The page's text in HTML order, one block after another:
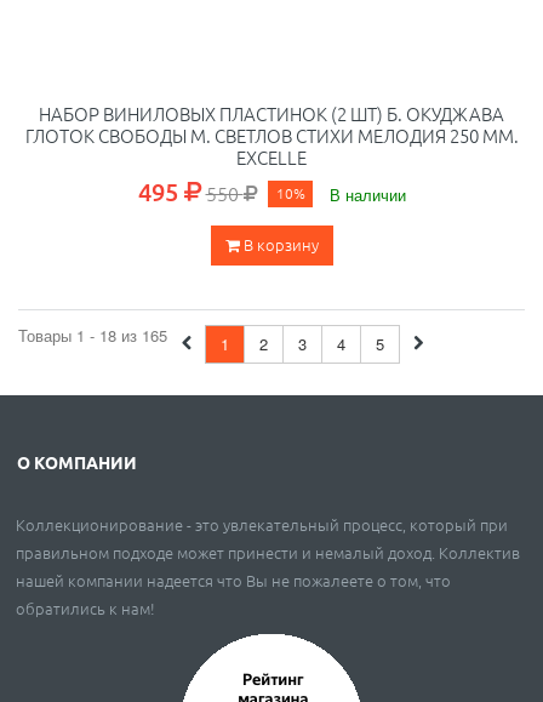
НАБОР ВИНИЛОВЫХ ПЛАСТИНОК (2 ШТ) Б. ОКУДЖАВА
ГЛОТОК СВОБОДЫ М. СВЕТЛОВ СТИХИ МЕЛОДИЯ 250 ММ.
EXCELLE
495 550 10% В наличии
В корзину
Товары 1 - 18 из 165 1 2 3 4 5
О КОМПАНИИ
Коллекционирование - это увлекательный процесс, который при
правильном подходе может принести и немалый доход. Коллектив
нашей компании надеется что Вы не пожалеете о том, что
обратились к нам!